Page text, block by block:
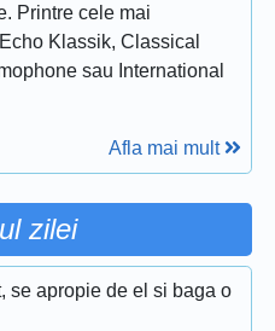
Printre cele mai
Klassik, Classical
sau International
Afla mai mult
zilei
se apropie de el si baga o